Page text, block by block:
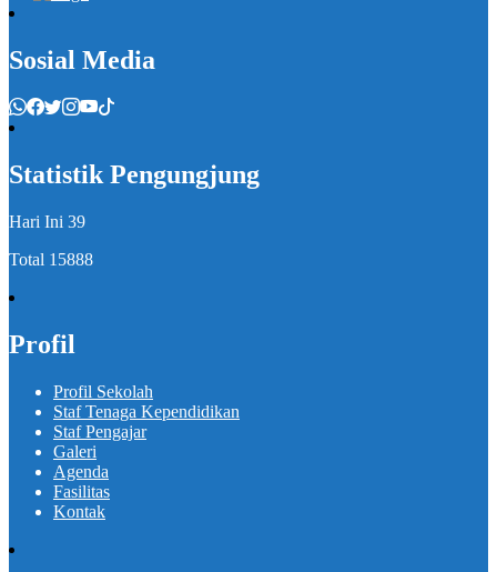
Sosial Media
Statistik Pengungjung
Hari Ini 39
Total 15888
Profil
Profil Sekolah
Staf Tenaga Kependidikan
Staf Pengajar
Galeri
Agenda
Fasilitas
Kontak